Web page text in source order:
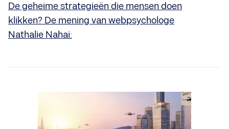
De geheime strategieën die mensen doen
klikken? De mening van webpsychologe
Nathalie Nahai: